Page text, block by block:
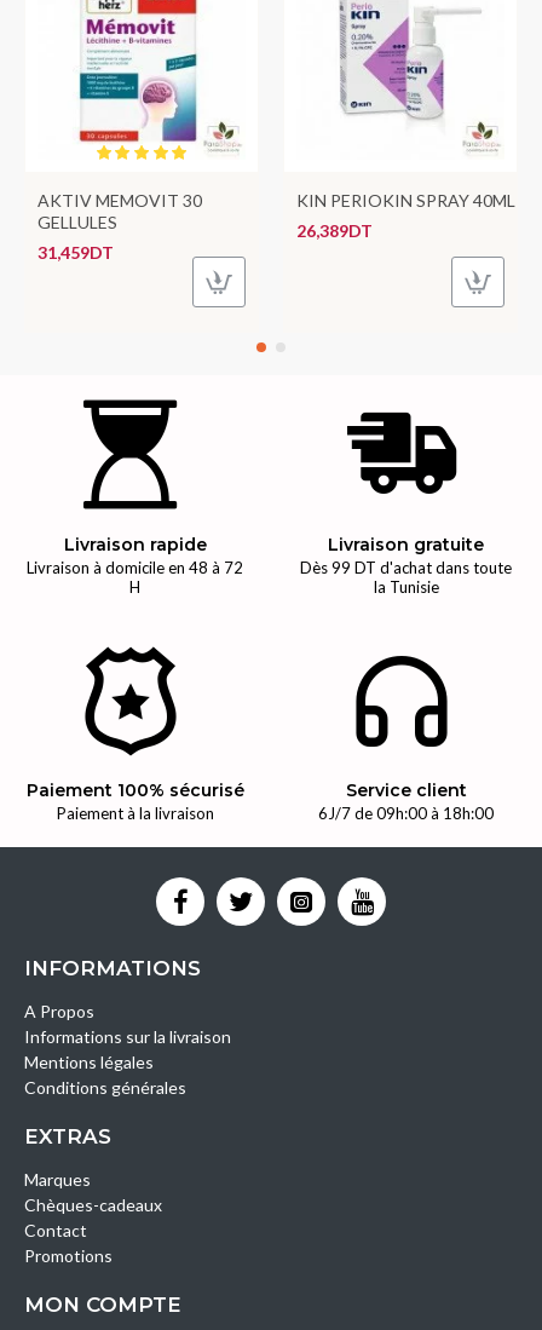
AKTIV MEMOVIT 30
GELLULES
31,459DT
KIN PERIOKIN SPRAY 40ML
26,389DT
Livraison rapide
Livraison à domicile en 48 à 72
H
Livraison gratuite
Dès 99 DT d'achat dans toute
la Tunisie
Paiement 100% sécurisé
Paiement à la livraison
Service client
6J/7 de 09h:00 à 18h:00
INFORMATIONS
A Propos
Informations sur la livraison
Mentions légales
Conditions générales
EXTRAS
Marques
Chèques-cadeaux
Contact
Promotions
MON COMPTE